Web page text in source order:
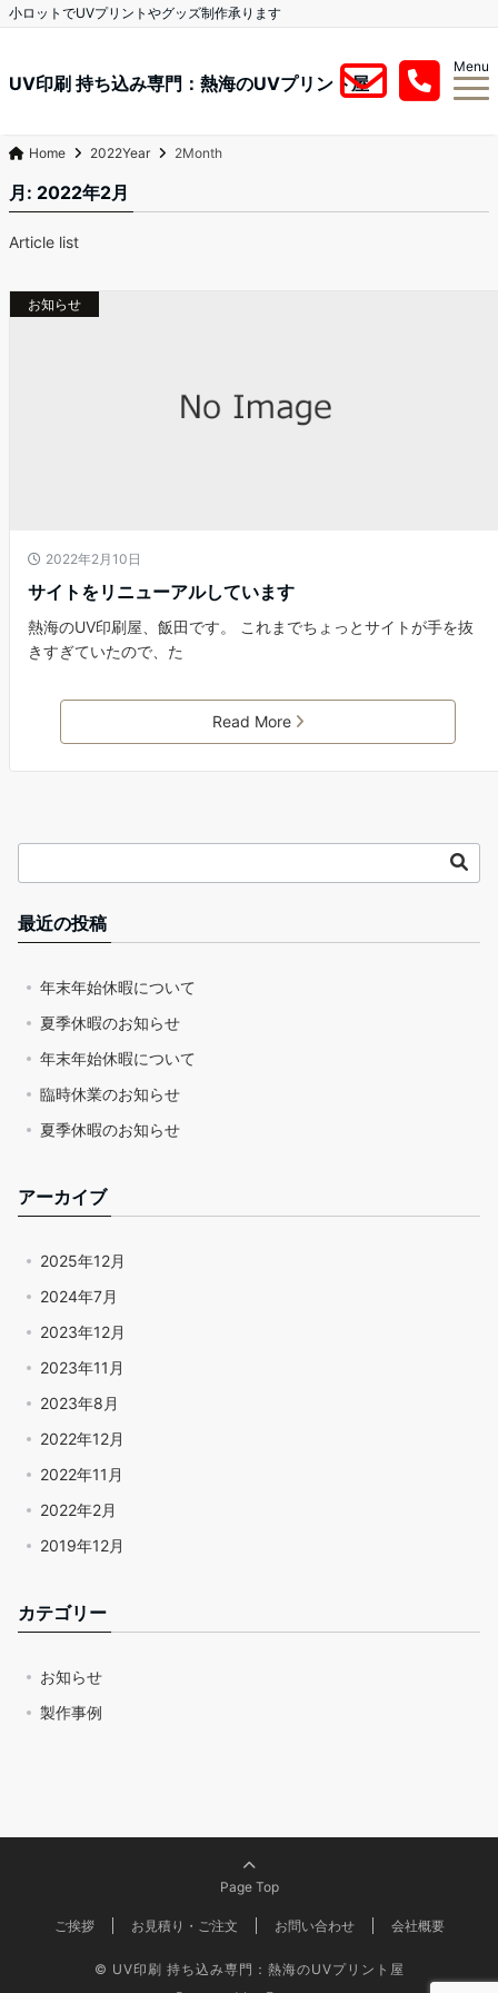
小ロットでUVプリントやグッズ制作承ります
UV印刷 持ち込み専門：熱海のUVプリント屋
Menu
Home 2022Year 2Month
月: 2022年2月
Article list
お知らせ
2022年2月10日
サイトをリニューアルしています
熱海のUV印刷屋、飯田です。 これまでちょっとサイトが手を抜
きすぎていたので、た
Read More
最近の投稿
年末年始休暇について
夏季休暇のお知らせ
年末年始休暇について
臨時休業のお知らせ
夏季休暇のお知らせ
アーカイブ
2025年12月
2024年7月
2023年12月
2023年11月
2023年8月
2022年12月
2022年11月
2022年2月
2019年12月
カテゴリー
お知らせ
製作事例
Page Top
ご挨拶 お見積り・ご注文 お問い合わせ 会社概要
© UV印刷 持ち込み専門：熱海のUVプリント屋